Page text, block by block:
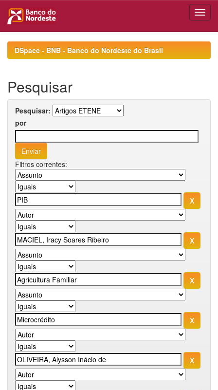
navigationDSpace - BNB - Banco do Nordeste do Brasil
Pesquisar
Pesquisar:
por
Filtros correntes: